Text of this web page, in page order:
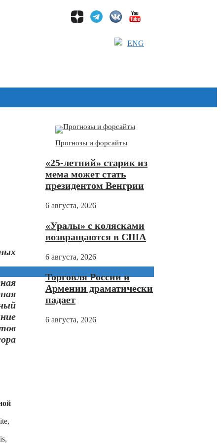
ENG
Прогнозы и форсайты
«25-летний» старик из
мема может стать
президентом Венгрии
6 августа, 2026
«Уралы» с колясками
возвращаются в США
6 августа, 2026
Торговля России и
Армении драматически
падает
6 августа, 2026